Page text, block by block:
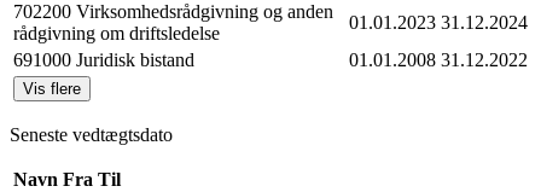
702200 Virksomhedsrådgivning og anden
rådgivning om driftsledelse
01.01.2023 31.12.2024
691000 Juridisk bistand
01.01.2008 31.12.2022
Vis flere
Seneste vedtægtsdato
Navn Fra Til